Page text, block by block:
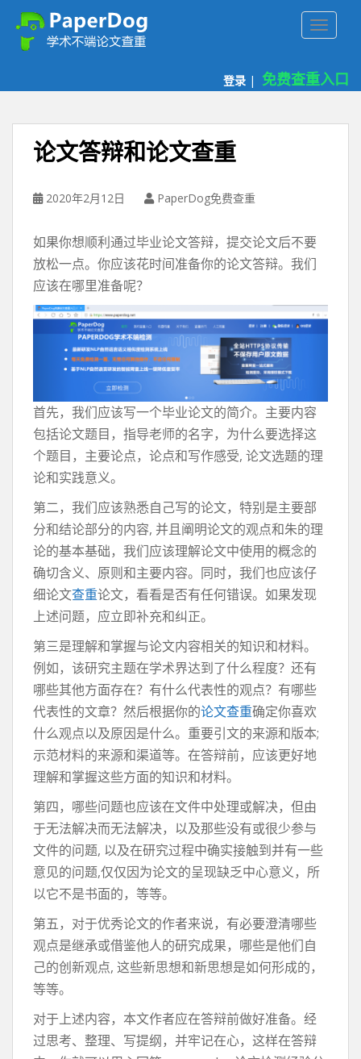
登录 | 免费查重入口
论文答辩和论文查重
2020年2月12日 PaperDog免费查重
如果你想顺利通过毕业论文答辩，提交论文后不要
放松一点。你应该花时间准备你的论文答辩。我们
应该在哪里准备呢？
首先，我们应该写一个毕业论文的简介。主要内容
包括论文题目，指导老师的名字，为什么要选择这
个题目，主要论点，论点和写作感受, 论文选题的理
论和实践意义。
第二，我们应该熟悉自己写的论文，特别是主要部
分和结论部分的内容, 并且阐明论文的观点和朱的理
论的基本基础，我们应该理解论文中使用的概念的
确切含义、原则和主要内容。同时，我们也应该仔
细论文查重论文，看看是否有任何错误。如果发现
上述问题，应立即补充和纠正。
第三是理解和掌握与论文内容相关的知识和材料。
例如，该研究主题在学术界达到了什么程度？还有
哪些其他方面存在？有什么代表性的观点？有哪些
代表性的文章？然后根据你的论文查重确定你喜欢
什么观点以及原因是什么。重要引文的来源和版本;
示范材料的来源和渠道等。在答辩前，应该更好地
理解和掌握这些方面的知识和材料。
第四，哪些问题也应该在文件中处理或解决，但由
于无法解决而无法解决，以及那些没有或很少参与
文件的问题, 以及在研究过程中确实接触到并有一些
意见的问题,仅仅因为论文的呈现缺乏中心意义，所
以它不是书面的，等等。
第五，对于优秀论文的作者来说，有必要澄清哪些
观点是继承或借鉴他人的研究成果，哪些是他们自
己的创新观点, 这些新思想和新思想是如何形成的，
等等。
对于上述内容，本文作者应在答辩前做好准备。经
过思考、整理、写提纲，并牢记在心，这样在答辩